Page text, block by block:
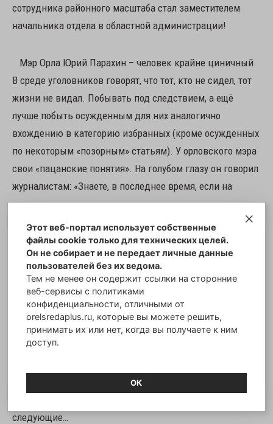
сотрудника районного масштаба стал заместителем
начальника отдела в областной администрации!
Мэр Орла Юрий Парахин – человек крайне циничный.
В среде уголовников говорят, что тот, кто не сидел, тот
жизни не видал. Побывать под следствием, а ещё
лучше побыть осужденным для них аналогично
вхождению в категорию избранных (кроме осужденных
по некоторым «позорным» статьям). У орловского мэра
свои «пацанские понятия». На голубом глазу он говорил
журналистам: «Знаете, в последнее время, если на
чиновника не заведено уголовное дело, значит, он
плохо работает».
И ещё более циничным является перекладывание своей
вины на подчинённых. Сегодня первому заместителю
мэра г. Орла Минкину О.В. избрана мера пресечения в
виде домашнего ареста, руководителю МКУ УКХ г. Орла
Фролову Д.А. избрана мера пресечения в виде
домашнего ареста, а руководитель МКУ УКС г. Орла
отстранен от занимаемой должности на период
следующие…
Этот веб-портал использует собственные
файлы cookie только для технических целей.
Он не собирает и не передает личные данные
пользователей без их ведома.
Тем не менее он содержит ссылки на сторонние
веб-сервисы с политиками
конфиденциальности, отличными от
orelsredaplus.ru, которые вы можете решить,
принимать их или нет, когда вы получаете к ним
доступ.
ОК